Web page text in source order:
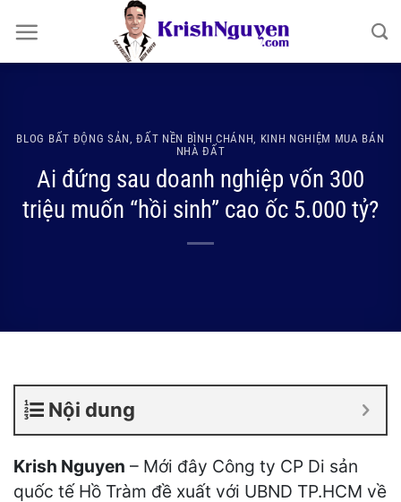
qua
nội
BLOG BẤT ĐỘNG SẢN ,ĐẤT NỀN BÌNH CHÁNH
KINH NGHIỆM MUA BÁN
NHÀ ĐẤT
Ai đứng sau doanh nghiệp vốn 300
triệu muốn “hồi sinh” cao ốc 5.000 tỷ?
Nội dung
Krish Nguyen – Mới đây Công ty CP Di sản
quốc tế Hồ Tràm đề xuất với UBND TP.HCM về